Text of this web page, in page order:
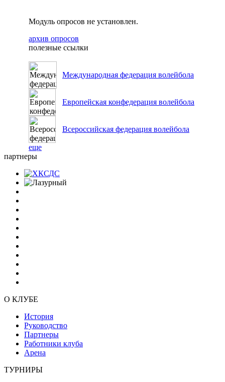
Модуль опросов не установлен.
архив опросов
полезные ссылки
Международная федерация волейбола
Европейская конфедерация волейбола
Всероссийская федерация волейбола
еще
партнеры
О КЛУБЕ
История
Руководство
Партнеры
Работники клуба
Арена
ТУРНИРЫ